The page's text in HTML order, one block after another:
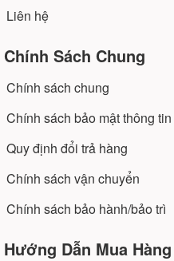
Liên hệ
Chính Sách Chung
Chính sách chung
Chính sách bảo mật thông tin
Quy định đổi trả hàng
Chính sách vận chuyển
Chính sách bảo hành/bảo trì
Hướng Dẫn Mua Hàng